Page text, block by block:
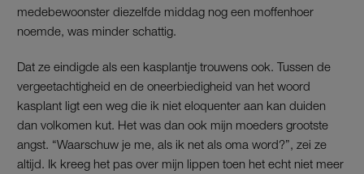
medebewoonster diezelfde middag nog een moffenhoer
noemde, was minder schattig.
Dat ze eindigde als een kasplantje trouwens ook. Tussen de
vergeetachtigheid en de oneerbiedigheid van het woord
kasplant ligt een weg die ik niet eloquenter aan kan duiden
dan volkomen kut. Het was dan ook mijn moeders grootste
angst. “Waarschuw je me, als ik net als oma word?”, zei ze
altijd. Ik kreeg het pas over mijn lippen toen het echt niet meer